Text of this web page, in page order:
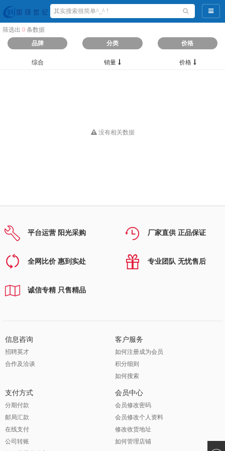
导航
筛选出 0 条数据
品牌
分类 价格
综合 销量 价格
没有相关数据
平台运营 阳光采购 厂家直供 正品保证
全网比价 惠到实处 专业团队 无忧售后
诚信专精 只售精品
信息咨询
招聘英才
合作及洽谈
客户服务
如何注册成为会员
积分细则
如何搜索
支付方式
分期付款
邮局汇款
在线支付
公司转账
会员中心
会员修改密码
会员修改个人资料
修改收货地址
如何管理店铺